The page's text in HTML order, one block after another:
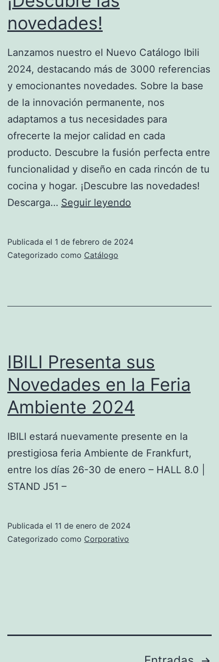
novedades!
Lanzamos nuestro el Nuevo Catálogo Ibili
2024, destacando más de 3000 referencias
y emocionantes novedades. Sobre la base
de la innovación permanente, nos
adaptamos a tus necesidades para
ofrecerte la mejor calidad en cada
producto. Descubre la fusión perfecta entre
funcionalidad y diseño en cada rincón de tu
cocina y hogar. ¡Descubre las novedades!
Descarga… Seguir leyendo
el
equipamiento
de
la
cocina
y
el
Publicada el 1 de febrero de 2024
Categorizado como Catálogo
IBILI Presenta sus
Novedades en la Feria
Ambiente 2024
IBILI estará nuevamente presente en la
prestigiosa feria Ambiente de Frankfurt,
entre los días 26-30 de enero – HALL 8.0 |
STAND J51 –
Publicada el 11 de enero de 2024
Categorizado como Corporativo